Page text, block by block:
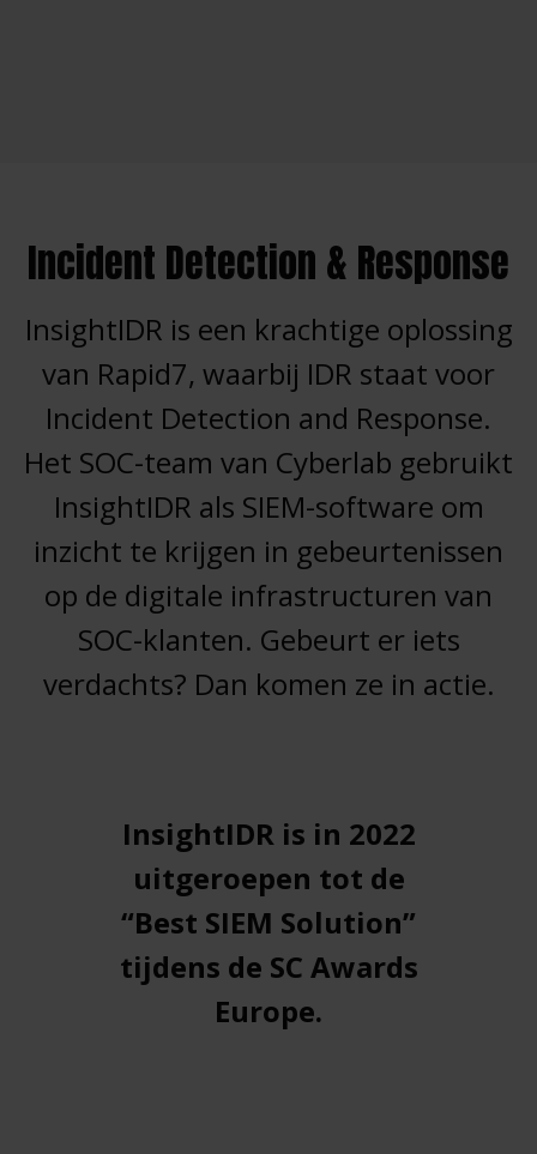
Incident Detection & Response
InsightIDR is een krachtige oplossing
van Rapid7, waarbij IDR staat voor
Incident Detection and Response.
Het SOC-team van Cyberlab gebruikt
InsightIDR als SIEM-software om
inzicht te krijgen in gebeurtenissen
op de digitale infrastructuren van
SOC-klanten. Gebeurt er iets
verdachts? Dan komen ze in actie.
InsightIDR is in 2022
uitgeroepen tot de
“Best SIEM Solution”
tijdens de SC Awards
Europe.